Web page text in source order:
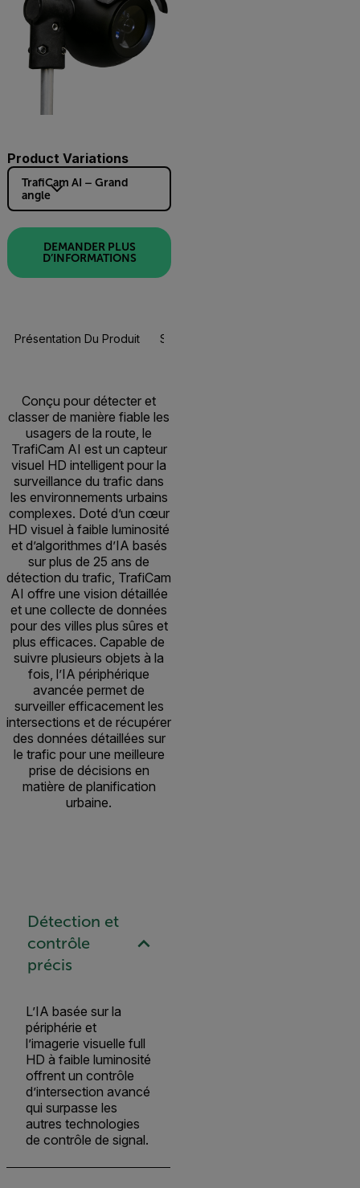
Product Variations
TrafiCam AI – Grand
angle
DEMANDER PLUS
D’INFORMATIONS
Présentation Du Produit Spécifications
Conçu pour détecter et
classer de manière fiable les
usagers de la route, le
TrafiCam AI est un capteur
visuel HD intelligent pour la
surveillance du trafic dans
les environnements urbains
complexes. Doté d’un cœur
HD visuel à faible luminosité
et d’algorithmes d’IA basés
sur plus de 25 ans de
détection du trafic, TrafiCam
AI offre une vision détaillée
et une collecte de données
pour des villes plus sûres et
plus efficaces. Capable de
suivre plusieurs objets à la
fois, l’IA périphérique
avancée permet de
surveiller efficacement les
intersections et de récupérer
des données détaillées sur
le trafic pour une meilleure
prise de décisions en
matière de planification
urbaine.
Détection et
contrôle
précis
L’IA basée sur la
périphérie et
l’imagerie visuelle full
HD à faible luminosité
offrent un contrôle
d’intersection avancé
qui surpasse les
autres technologies
de contrôle de signal.